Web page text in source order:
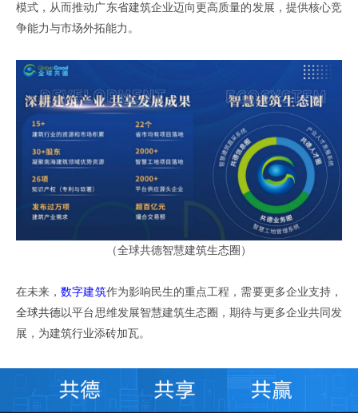
模式，从而推动广东省建筑企业迈向更高质量的发展，提供核心竞
争能力与市场外拓能力。
（全球共德智慧建筑生态圈）
在未来，数字建筑作为影响民生的重点工程，需要更多企业支持，
全球共德以平台思维发展智慧建筑生态圈，期待与更多企业共同发
展，为建筑行业添砖加瓦。